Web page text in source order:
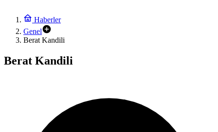
Haberler
Genel
Berat Kandili
Berat Kandili